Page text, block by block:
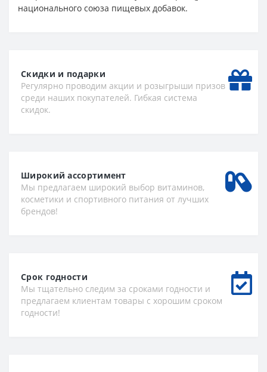
национального союза пищевых добавок.
Скидки и подарки
Регулярно проводим акции и розыгрыши призов
среди наших покупателей. Гибкая система
скидок.
Широкий ассортимент
Мы предлагаем широкий выбор витаминов,
косметики и спортивного питания от лучших
брендов!
Срок годности
Мы тщательно следим за сроками годности и
предлагаем клиентам товары с хорошим сроком
годности!